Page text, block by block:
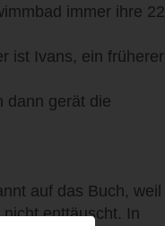
immer ihre 22
ist Ivans, ein früherer
dann gerät die
auf das Buch, weil
enttäuscht. In